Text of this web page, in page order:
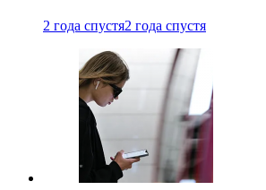
2 года спустя2 года спустя